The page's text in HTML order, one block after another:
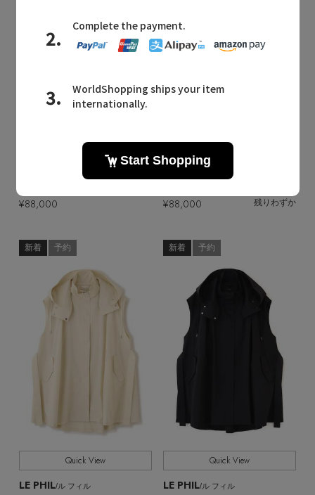
Quick View
ANAYI/アナイ
¥88,000 残りわずか
Quick View
¥88,000
新着 予約
Quick View
LE PHIL/ル フィル
新着 予約
Quick View
LE PHIL/ル フィル